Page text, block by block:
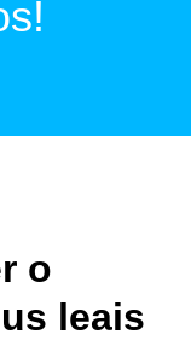
o
leais